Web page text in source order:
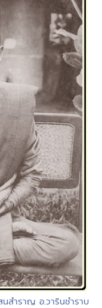
สำราญ อ.วารินชำราบ